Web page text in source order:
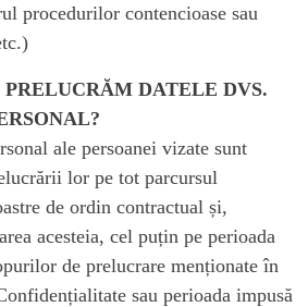
procedurilor contencioase sau
PRELUCRĂM DATELE DVS.
ale persoanei vizate sunt
lor pe tot parcursul
de ordin contractual și,
acesteia, cel puțin pe perioada
de prelucrare menționate în
sau perioada impusă